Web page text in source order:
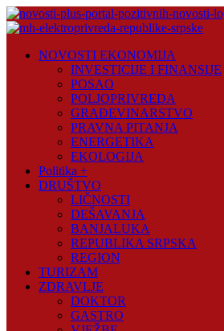
Skip
to
Plus
NOVOSTI EKONOMIJA
INVESTICIJE I FINANSIJE
POSAO
POLJOPRIVREDA
GRAĐEVINARSTVO
PRAVNA PITANJA
ENERGETIKA
EKOLOGIJA
Politika +
DRUŠTVO
LIČNOSTI
DEŠAVANJA
BANJALUKA
REPUBLIKA SRPSKA
REGION
TURIZAM
ZDRAVLJE
DOKTOR
GASTRO